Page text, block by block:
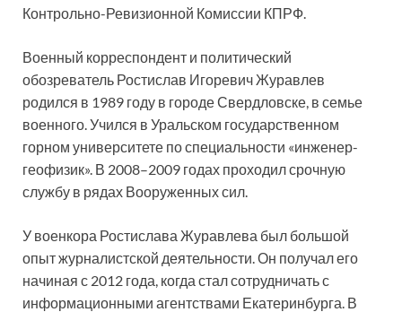
Контрольно-Ревизионной Комиссии КПРФ.
Военный корреспондент и политический
обозреватель Ростислав Игоревич Журавлев
родился в 1989 году в городе Свердловске, в семье
военного. Учился в Уральском государственном
горном университете по специальности «инженер-
геофизик». В 2008–2009 годах проходил срочную
службу в рядах Вооруженных сил.
У военкора Ростислава Журавлева был большой
опыт журналистской деятельности. Он получал его
начиная с 2012 года, когда стал сотрудничать с
информационными агентствами Екатеринбурга. В